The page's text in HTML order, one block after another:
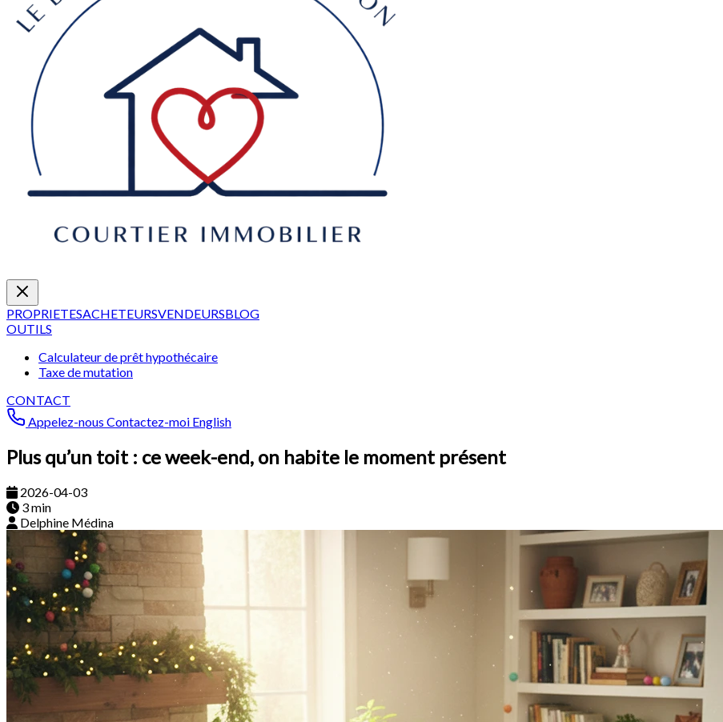
PROPRIETESACHETEURSVENDEURSBLOG
OUTILS
Calculateur de prêt hypothécaire
Taxe de mutation
CONTACT
Appelez-nous Contactez-moi English
Plus qu’un toit : ce week-end, on habite le moment présent
2026-04-03
3 min
Delphine Médina